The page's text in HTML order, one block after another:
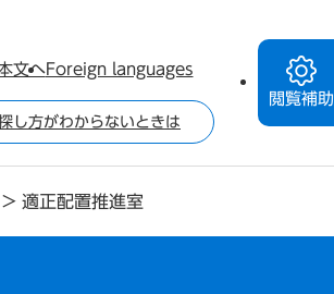
閲覧補助
文へForeign languages
し方がわからないときは
> 適正配置推進室